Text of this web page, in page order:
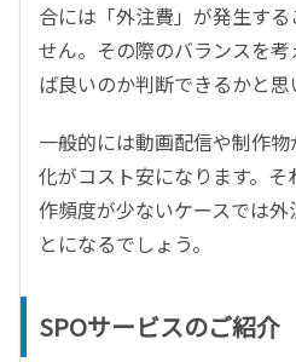
合には「外注費」が発生す
せん。その際のバランスを
ば良いのか判断できるかと思
一般的には動画配信や制作
化がコスト安になります。
作頻度が少ないケースでは
とになるでしょう。
SPOサービスのご紹介